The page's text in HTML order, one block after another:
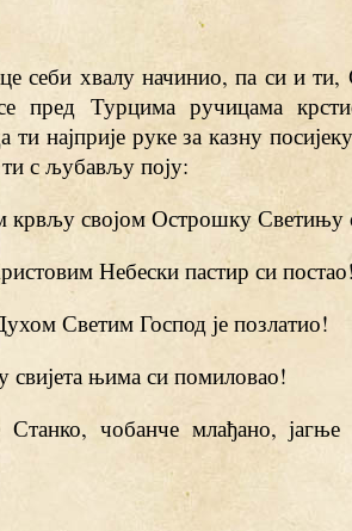
себи хвалу начинио, па си и
се пред Турцима ручицама
ти најприје руке за казну
с љубављу поју:
крвљу својом Острошку Светињу
Небески пастир си постао!
Светим Господ је позлатио!
свијета њима си помиловао!
чобанче млађано,